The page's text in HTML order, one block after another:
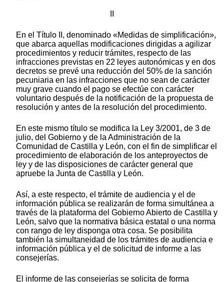
En el Título II, denominado «Medidas de simplificación»,
que abarca aquellas modificaciones dirigidas a agilizar
procedimientos y reducir trámites, respecto de las
infracciones previstas en 22 leyes autonómicas y en dos
decretos se prevé una reducción del 50% de la sanción
pecuniaria en las infracciones que no sean de carácter
muy grave cuando el pago se efectúe con carácter
voluntario después de la notificación de la propuesta de
resolución y antes de la resolución del procedimiento.
En este mismo título se modifica la Ley 3/2001, de 3 de
julio, del Gobierno y de la Administración de la
Comunidad de Castilla y León, con el fin de simplificar el
procedimiento de elaboración de los anteproyectos de
ley y de las disposiciones de carácter general que
apruebe la Junta de Castilla y León.
Así, a este respecto, el trámite de audiencia y el de
información pública se realizarán de forma simultánea a
través de la plataforma del Gobierno Abierto de Castilla y
León, salvo que la normativa básica estatal o una norma
con rango de ley disponga otra cosa. Se posibilita
también la simultaneidad de los trámites de audiencia e
información pública y el de solicitud de informe a las
consejerías.
El informe de las consejerías se solicita de forma